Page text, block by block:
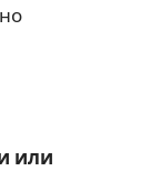
или